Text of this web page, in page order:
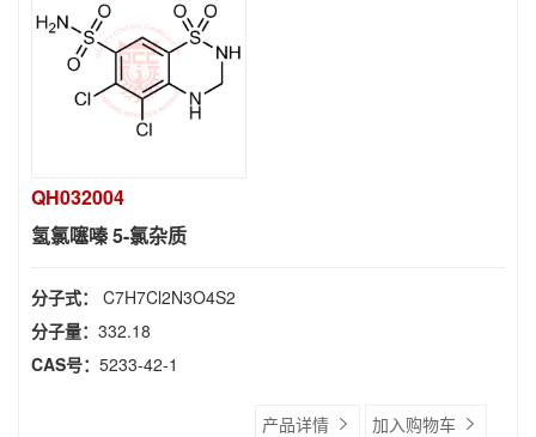
QH032004
氢氯噻嗪 5-氯杂质
分子式： C7H7Cl2N3O4S2
分子量： 332.18
CAS号： 5233-42-1
产品详情 加入购物车